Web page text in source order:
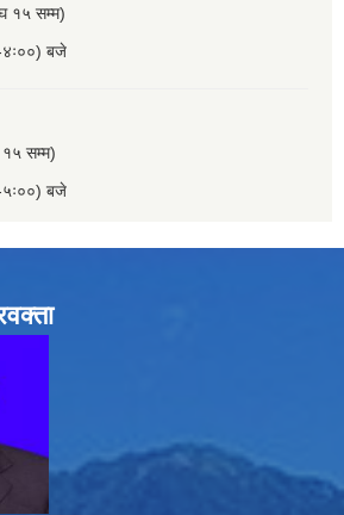
१५ सम्म)
४ः००) बजे
१५ सम्म)
५ः००) बजे